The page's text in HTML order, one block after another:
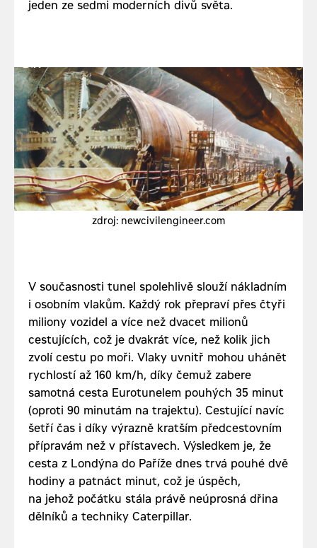
jeden ze sedmi moderních divů světa.
zdroj: newcivilengineer.com
V současnosti tunel spolehlivě slouží nákladním
i osobním vlakům. Každý rok přepraví přes čtyři
miliony vozidel a více než dvacet milionů
cestujících, což je dvakrát více, než kolik jich
zvolí cestu po moři. Vlaky uvnitř mohou uhánět
rychlostí až 160 km/h, díky čemuž zabere
samotná cesta Eurotunelem pouhých 35 minut
(oproti 90 minutám na trajektu). Cestující navíc
šetří čas i díky výrazně kratším předcestovním
přípravám než v přístavech. Výsledkem je, že
cesta z Londýna do Paříže dnes trvá pouhé dvě
hodiny a patnáct minut, což je úspěch,
na jehož počátku stála právě neúprosná dřina
dělníků a techniky Caterpillar.